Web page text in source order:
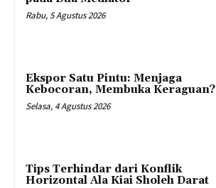
Rabu, 5 Agustus 2026
Ekspor Satu Pintu: Menjaga
Kebocoran, Membuka Keraguan?
Selasa, 4 Agustus 2026
Tips Terhindar dari Konflik
Horizontal Ala Kiai Sholeh Darat